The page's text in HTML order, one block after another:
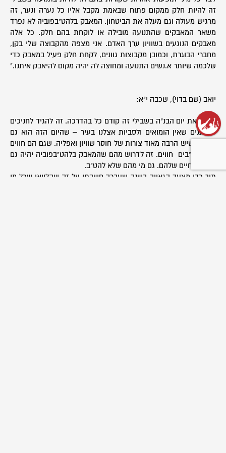
זה להיות חלק ממקום פתוח שבאמת מקבל אליו כל נערה ונער, זה
מרגיש מעולה וגם מעלה את הביטחון. המאבק בלהט"בפוביה לא נפרד
משאר המאבקים שהתנועה מובילה או לוקחת בהם חלק. כל אלה
מאבקים הנוגעים בשוויון ערך האדם. אני מצפה מהקבוצה שלי בקן,
מחברי הבוגרת, וכמובן מקבוצות גוונים, לקחת חלק פעיל במאבק כדי
שלכמה שיותר א.נשים התנועה ומחוצה לה יהיה מקום להיאבק איתנו."
יואב (שם בדוי), שכבה י"א:
"לציין את יום הבנ"ה בשבילי זה קודם כל בהדרכה. זה להגיד לחניכים
שטוענים שאין הומואים ולסביות אצלנו בעיר – שהיום הזה הוא גם
שלהם! שיש הרבה מאוד צורות של חוסר שוויון ואפליה. שגם הם חווים
וגם להט"בים חווים. זה לדרוש מהם שהמאבק בלהט"בפוביה יהיה גם
מאבק בחיים שלהם. גם מי מהם שלא להט"ב.
תוך כדי מצעד הגאווה בשנה שעברה חשבתי על זה שהלוואי שכל מי